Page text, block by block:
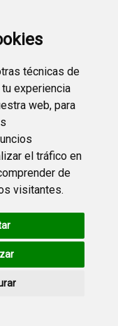
técnicas de
experiencia
web, para
el tráfico en
de
visitantes.
TV